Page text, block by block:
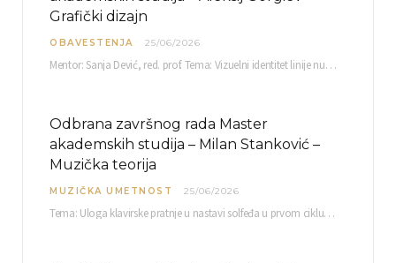
Grafički dizajn
OBAVESTENJA 25/06/2026
Mentor: Sanja Dević, red. prof. Tema: Vizuelni identitet linije nutricionističkih proizvoda Vita+: Od ambalaže do multimedijalne komunikacije Petak, 03. 07.…
Odbrana završnog rada Master
akademskih studija – Milan Stanković –
Muzička teorija
MUZIČKA UMETNOST 25/06/2026
Tema: Uloga klavirske pratnje u nastavi solfeđa u prvom ciklusu osnovne muzičke škole Mentor…